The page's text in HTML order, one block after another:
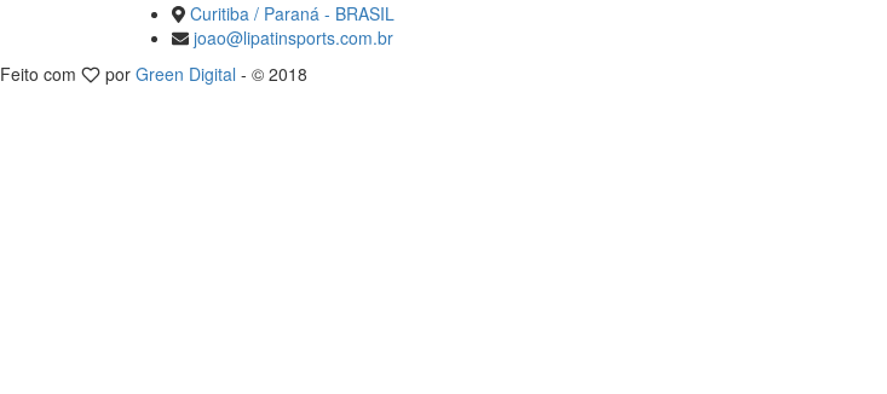
Curitiba / Paraná - BRASIL
joao@lipatinsports.com.br
Feito com
por Green Digital - © 2018